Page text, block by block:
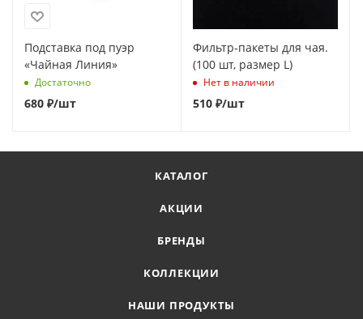
Подставка под пуэр
«Чайная Линия»
Достаточно
680 ₽/шт
Фильтр-пакеты для чая.
(100 шт, размер L)
Нет в наличии
510 ₽/шт
КАТАЛОГ
АКЦИИ
БРЕНДЫ
КОЛЛЕКЦИИ
НАШИ ПРОДУКТЫ